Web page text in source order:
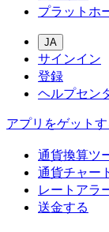
プラットホ
JA
サインイン
登録
ヘルプセン
アプリをゲットす
通貨換算ツ
通貨チャー
レートアラ
送金する